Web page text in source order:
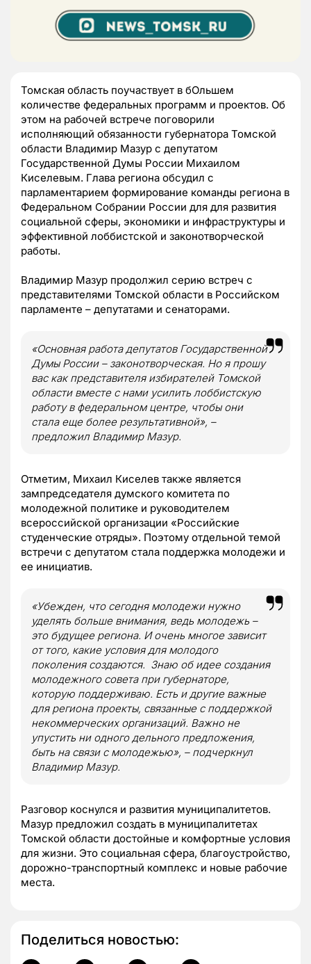
Томская область поучаствует в бОльшем
количестве федеральных программ и проектов. Об
этом на рабочей встрече поговорили
исполняющий обязанности губернатора Томской
области Владимир Мазур с депутатом
Государственной Думы России Михаилом
Киселевым. Глава региона обсудил с
парламентарием формирование команды региона в
Федеральном Собрании России для для развития
социальной сферы, экономики и инфраструктуры и
эффективной лоббистской и законотворческой
работы.
Владимир Мазур продолжил серию встреч с
представителями Томской области в Российском
парламенте – депутатами и сенаторами.
«Основная работа депутатов Государственной
Думы России – законотворческая. Но я прошу
вас как представителя избирателей Томской
области вместе с нами усилить лоббистскую
работу в федеральном центре, чтобы они
стала еще более результативной», –
предложил Владимир Мазур.
Отметим, Михаил Киселев также является
зампредседателя думского комитета по
молодежной политике и руководителем
всероссийской организации «Российские
студенческие отряды». Поэтому отдельной темой
встречи с депутатом стала поддержка молодежи и
ее инициатив.
«Убежден, что сегодня молодежи нужно
уделять больше внимания, ведь молодежь –
это будущее региона. И очень многое зависит
от того, какие условия для молодого
поколения создаются. Знаю об идее создания
молодежного совета при губернаторе,
которую поддерживаю. Есть и другие важные
для региона проекты, связанные с поддержкой
некоммерческих организаций. Важно не
упустить ни одного дельного предложения,
быть на связи с молодежью», – подчеркнул
Владимир Мазур.
Разговор коснулся и развития муниципалитетов.
Мазур предложил создать в муниципалитетах
Томской области достойные и комфортные условия
для жизни. Это социальная сфера, благоустройство,
дорожно-транспортный комплекс и новые рабочие
места.
Поделиться новостью: